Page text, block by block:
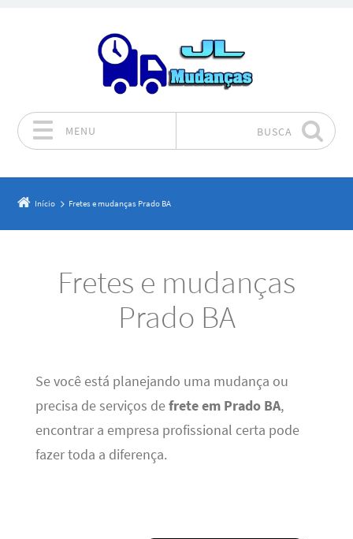
MENU BUSCA
Início Fretes e mudanças Prado BA
Fretes e mudanças
Prado BA
Se você está planejando uma mudança ou
precisa de serviços defrete em Prado BA,
encontrar a empresa profissional certa pode
fazer toda a diferença.